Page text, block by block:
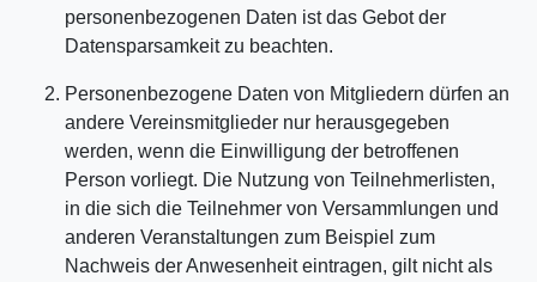
personenbezogenen Daten ist das Gebot der
Datensparsamkeit zu beachten.
Personenbezogene Daten von Mitgliedern dürfen an
andere Vereinsmitglieder nur herausgegeben
werden, wenn die Einwilligung der betroffenen
Person vorliegt. Die Nutzung von Teilnehmerlisten,
in die sich die Teilnehmer von Versammlungen und
anderen Veranstaltungen zum Beispiel zum
Nachweis der Anwesenheit eintragen, gilt nicht als